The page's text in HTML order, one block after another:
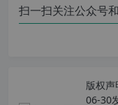
扫一扫关注公众号
版权声
06-30